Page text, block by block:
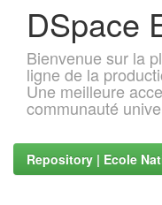
DSpace
Bienvenue sur la
ligne de la
Une meilleure
communauté
Repository | Ecole